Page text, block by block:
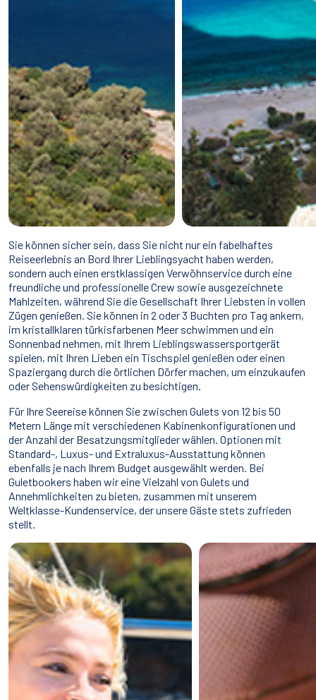
Sie können sicher sein, dass Sie nicht nur ein fabelhaftes
Reiseerlebnis an Bord Ihrer Lieblingsyacht haben werden,
sondern auch einen erstklassigen Verwöhnservice durch eine
freundliche und professionelle Crew sowie ausgezeichnete
Mahlzeiten, während Sie die Gesellschaft Ihrer Liebsten in vollen
Zügen genießen. Sie können in 2 oder 3 Buchten pro Tag ankern,
im kristallklaren türkisfarbenen Meer schwimmen und ein
Sonnenbad nehmen, mit Ihrem Lieblingswassersportgerät
spielen, mit Ihren Lieben ein Tischspiel genießen oder einen
Spaziergang durch die örtlichen Dörfer machen, um einzukaufen
oder Sehenswürdigkeiten zu besichtigen.
Für Ihre Seereise können Sie zwischen Gulets von 12 bis 50
Metern Länge mit verschiedenen Kabinenkonfigurationen und
der Anzahl der Besatzungsmitglieder wählen. Optionen mit
Standard-, Luxus- und Extraluxus-Ausstattung können
ebenfalls je nach Ihrem Budget ausgewählt werden. Bei
Guletbookers haben wir eine Vielzahl von Gulets und
Annehmlichkeiten zu bieten, zusammen mit unserem
Weltklasse-Kundenservice, der unsere Gäste stets zufrieden
stellt.